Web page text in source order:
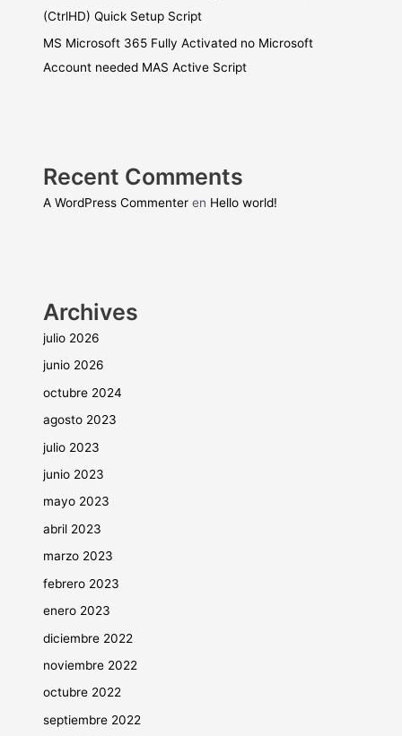
(CtrlHD) Quick Setup Script
MS Microsoft 365 Fully Activated no Microsoft
Account needed MAS Active Script
Recent Comments
A WordPress Commenter en Hello world!
Archives
julio 2026
junio 2026
octubre 2024
agosto 2023
julio 2023
junio 2023
mayo 2023
abril 2023
marzo 2023
febrero 2023
enero 2023
diciembre 2022
noviembre 2022
octubre 2022
septiembre 2022